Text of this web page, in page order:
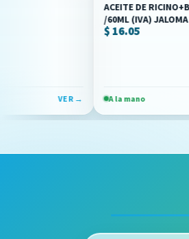
ACEITE DE RICINO+BIOTINA FCO
/60ML (IVA) JALOMA
A la mano